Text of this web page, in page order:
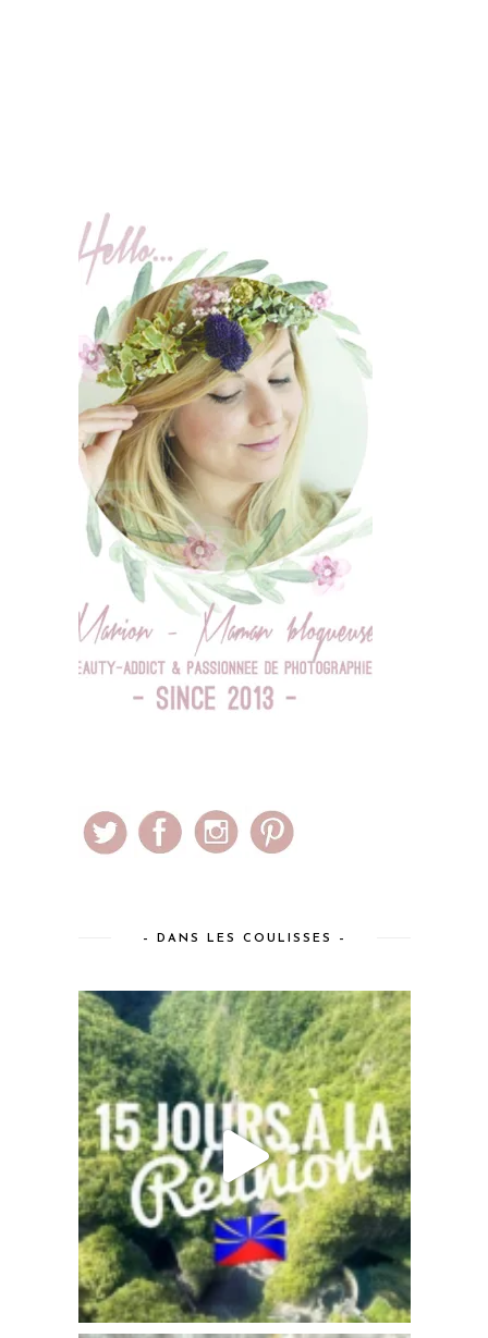
– DANS LES COULISSES –